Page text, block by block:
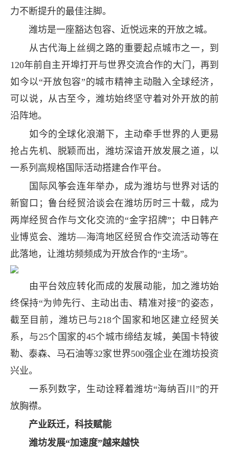
力不断提升的最佳注脚。
潍坊是一座豁达包容、近悦远来的开放之城。
从古代海上丝绸之路的重要起点城市之一，到
120年前自主开埠打开与世界交流合作的大门，再到
如今以“开放包容”的城市精神主动融入全球经济，
可以说，从古至今，潍坊始终坚守着对外开放的前
沿阵地。
如今的全球化浪潮下，主动牵手世界的人更易
抢占先机、脱颖而出，潍坊深谙开放发展之道，以
一系列高规格国际活动搭建合作平台。
国际风筝会连年举办，成为潍坊与世界对话的
新窗口；鲁台经贸洽谈会在潍坊历时三十载，成为
两岸经贸合作与文化交流的“金字招牌”；中日韩产
业博览会、潍坊—海湾地区经贸合作交流活动等在
此落地，让潍坊频频成为开放合作的“主场”。
由平台效应转化而成的发展动能，加之潍坊始
终保持“为帅先行、主动出击、精准对接”的姿态，
截至目前，潍坊已与218个国家和地区建立经贸关
系，与25个国家的45个城市缔结友城，美国卡特彼
勒、泰森、马石油等32家世界500强企业在潍坊投资
兴业。
一系列数字，生动诠释着潍坊“海纳百川”的开
放胸襟。
产业跃迁，科技赋能
潍坊发展“加速度”越来越快